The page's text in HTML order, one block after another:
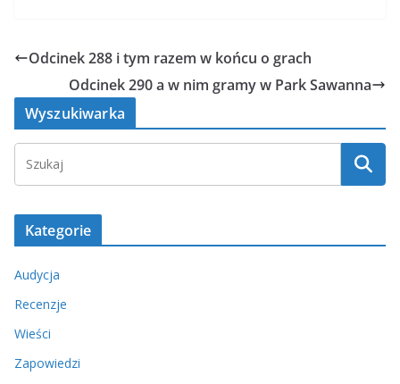
Odcinek 288 i tym razem w końcu o grach
Odcinek 290 a w nim gramy w Park Sawanna
Wyszukiwarka
Kategorie
Audycja
Recenzje
Wieści
Zapowiedzi